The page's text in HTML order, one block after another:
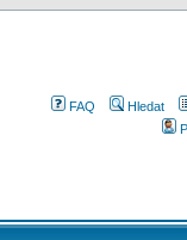
FAQ
Hledat